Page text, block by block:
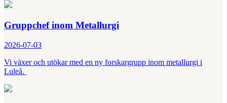
Gruppchef inom Metallurgi
2026-07-03
Vi växer och utökar med en ny forskargrupp inom metallurgi i
Luleå.